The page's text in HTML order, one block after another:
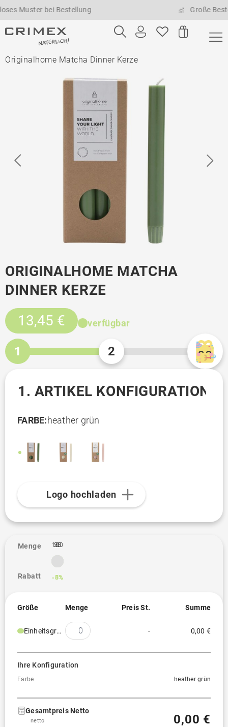
bei Bestellung Große
Originalhome Matcha Dinner Kerze
ORIGINALHOME MATCHA
DINNER KERZE
13,45 €
verfügbar
1 2
1. ARTIKEL KONFIGURATION
FARBE:heather grün
Logo hochladen
Menge
Rabatt
1
25
-3%
50
-5%
100
-6%
Größe Menge Preis St. Summe
Einheitsgröße - 0,00 €
Ihre Konfiguration
Farbe heather grün
Gesamtpreis Netto
netto 0,00 €